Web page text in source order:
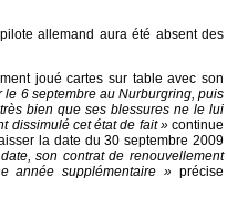
allemand aura été absent des
joué cartes sur table avec son
le 6 septembre au Nurburgring, puis
bien que ses blessures ne le lui
dissimulé cet état de fait »continue
la date du 30 septembre 2009
son contrat de renouvellement
année supplémentaire » précise